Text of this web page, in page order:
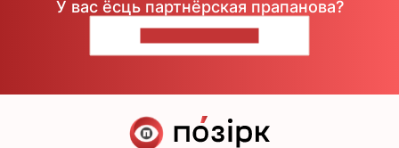
У вас ёсць партнёрская прапанова?